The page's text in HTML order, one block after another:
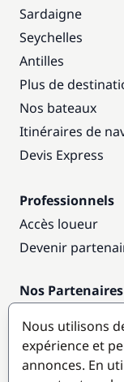
Sardaigne
Seychelles
Antilles
Plus de
Nos bateaux
Itinéraires de
Devis Express
Professionnels
Accès loueur
Devenir
Nos Partenaires
Destinations
Nous utilisons
expérience et
annonces. En